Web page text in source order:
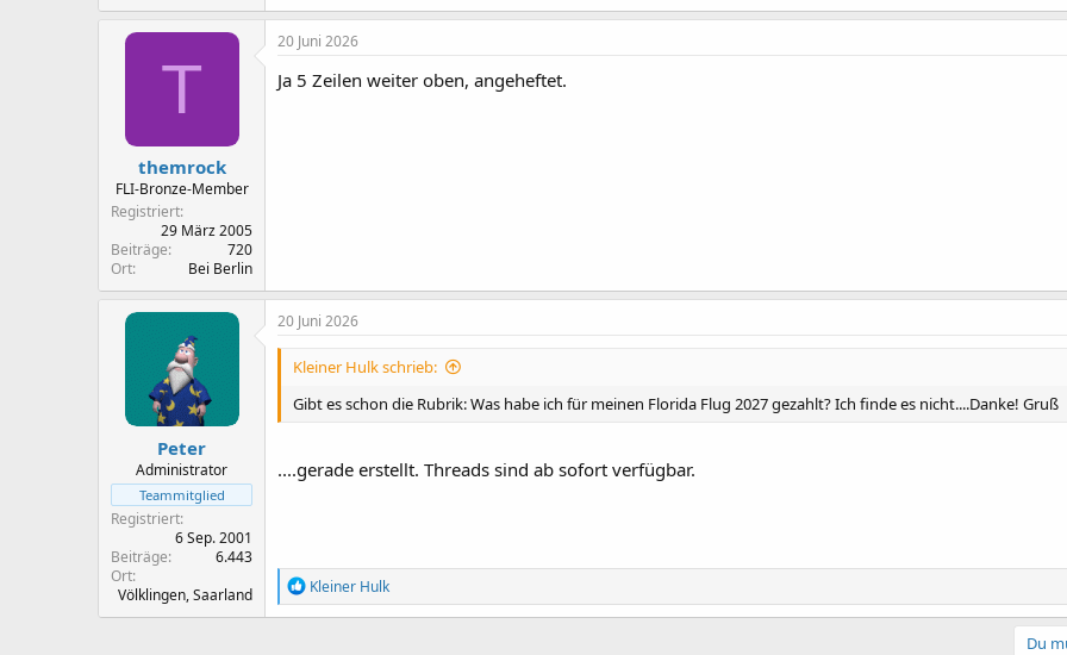
T
themrock
FLI-Bronze-Member
Registriert
29 März 2005
Beiträge
720
Ort
Bei Berlin
20 Juni 2026
Ja 5 Zeilen weiter oben, angeheftet.
Peter
Administrator
Teammitglied
Registriert
6 Sep. 2001
Beiträge
6.443
Ort
Völklingen, Saarland
20 Juni 2026
Kleiner Hulk schrieb:
Gibt es schon die Rubrik: Was habe ich für meinen Florida Flug 2027 gezahlt? Ich finde es nicht....Danke! Gruß
....gerade erstellt. Threads sind ab sofort verfügbar.
R
e
a
Kleiner Hulk
Du